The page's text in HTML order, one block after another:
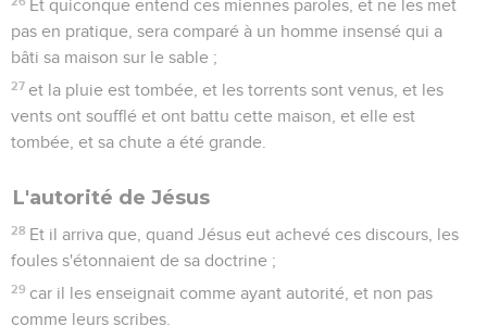
Et quiconque entend ces miennes paroles, et ne les met
pas en pratique, sera comparé à un homme insensé qui a
bâti sa maison sur le sable ;
27 et la pluie est tombée, et les torrents sont venus, et les
vents ont soufflé et ont battu cette maison, et elle est
tombée, et sa chute a été grande.
L'autorité de Jésus
28 Et il arriva que, quand Jésus eut achevé ces discours, les
foules s'étonnaient de sa doctrine ;
29 car il les enseignait comme ayant autorité, et non pas
comme leurs scribes.